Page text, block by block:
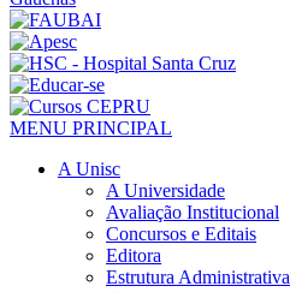
MENU PRINCIPAL
A Unisc
A Universidade
Avaliação Institucional
Concursos e Editais
Editora
Estrutura Administrativa